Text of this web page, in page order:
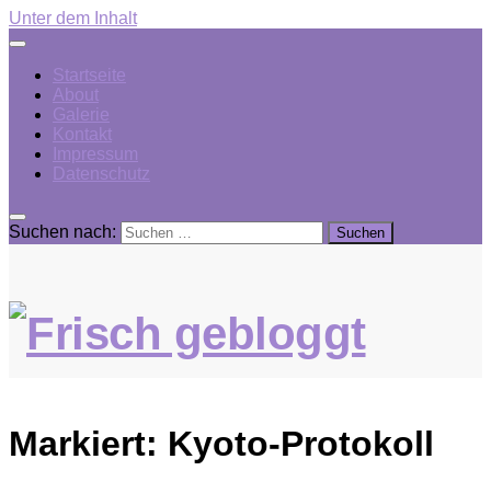
Unter dem Inhalt
Startseite
About
Galerie
Kontakt
Impressum
Datenschutz
Suchen nach:
Markiert: Kyoto-Protokoll